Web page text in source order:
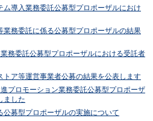
導入業務委託公募型プロポーザルにおけ
業務委託に係る公募型プロポーザルの結果
務委託公募型プロポーザルにおける受託者
トア等運営事業者公募の結果を公表します
プロモーション業務委託公募型プロポーザ
ました
募型プロポーザルの実施について